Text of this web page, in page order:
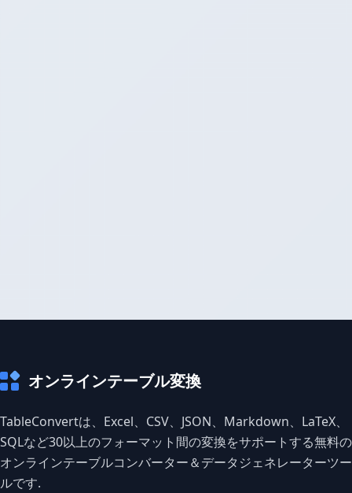
オンラインテーブル変換
TableConvertは、Excel、CSV、JSON、Markdown、LaTeX、
SQLなど30以上のフォーマット間の変換をサポートする無料の
オンラインテーブルコンバーター＆データジェネレーターツー
ルです.